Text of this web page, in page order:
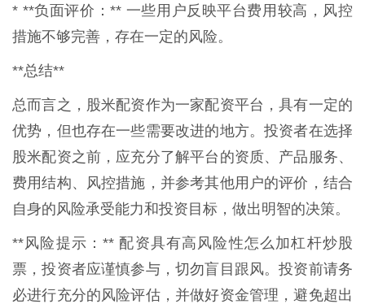
* **负面评价：** 一些用户反映平台费用较高，风控
措施不够完善，存在一定的风险。
**总结**
总而言之，股米配资作为一家配资平台，具有一定的
优势，但也存在一些需要改进的地方。投资者在选择
股米配资之前，应充分了解平台的资质、产品服务、
费用结构、风控措施，并参考其他用户的评价，结合
自身的风险承受能力和投资目标，做出明智的决策。
**风险提示：** 配资具有高风险性怎么加杠杆炒股
票，投资者应谨慎参与，切勿盲目跟风。投资前请务
必进行充分的风险评估，并做好资金管理，避免超出